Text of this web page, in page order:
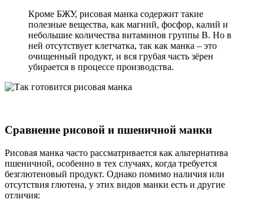
Кроме БЖУ, рисовая манка содержит такие
полезные вещества, как магний, фосфор, калий и
небольшие количества витаминов группы B. Но в
ней отсутствует клетчатка, так как манка – это
очищенный продукт, и вся грубая часть зёрен
убирается в процессе производства.
Сравнение рисовой и пшеничной манки
Рисовая манка часто рассматривается как альтернатива
пшеничной, особенно в тех случаях, когда требуется
безглютеновый продукт. Однако помимо наличия или
отсутствия глютена, у этих видов манки есть и другие
отличия: